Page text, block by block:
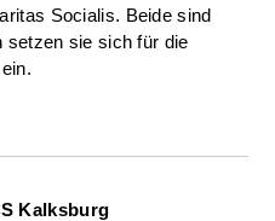
Socialis. Beide sind
setzen sie sich für die
Kalksburg